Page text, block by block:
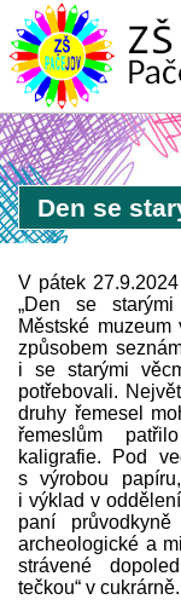
Úvod
O škole
Kalendář
Školní rok
Jídelna
Družina
Dokumenty
Den se
V pátek
„Den se
Městské
způsobem
i se starými
potřebovali.
druhy řemesel
řemeslům
kaligrafie. Pod
s výrobou
i výklad v
paní
archeologické a
strávené
tečkou“ v cukrárně.